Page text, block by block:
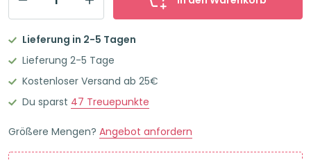
Life
Schmales
Ringbuch
Plastik
Lieferung in 2-5 Tagen
Lieferung 2-5 Tage
Kostenloser Versand ab 25€
Du sparst 47 Treuepunkte
Größere Mengen? Angebot anfordern